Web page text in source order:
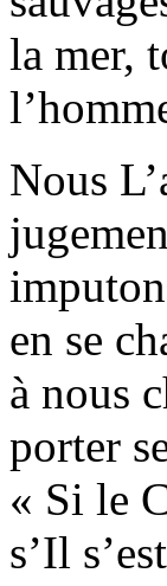
la mer,
Nous
en se
à nous
porter
« Si le
s’Il